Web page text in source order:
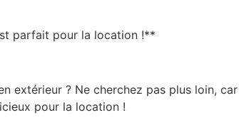
parfait pour la location !**
extérieur ? Ne cherchez pas plus loin,
pour la location !